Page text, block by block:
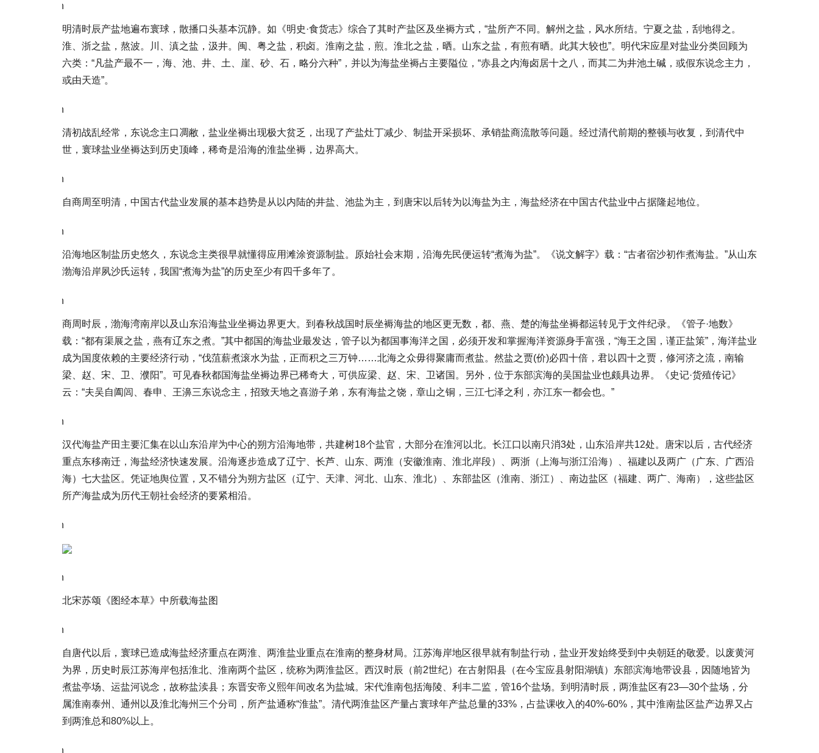
\n
明清时辰产盐地遍布寰球，散播口头基本沉静。如《明史·食货志》综合了其时产盐区及坐褥方式，“盐所产不同。解州之盐，风水所结。宁夏之盐，刮地得之。
淮、浙之盐，熬波。川、滇之盐，汲井。闽、粤之盐，积卤。淮南之盐，煎。淮北之盐，晒。山东之盐，有煎有晒。此其大较也”。明代宋应星对盐业分类回顾为
六类：“凡盐产最不一，海、池、井、土、崖、砂、石，略分六种”，并以为海盐坐褥占主要隘位，“赤县之内海卤居十之八，而其二为井池土碱，或假东说念主力，
或由天造”。
\n
清初战乱经常，东说念主口凋敝，盐业坐褥出现极大贫乏，出现了产盐灶丁减少、制盐开采损坏、承销盐商流散等问题。经过清代前期的整顿与收复，到清代中
世，寰球盐业坐褥达到历史顶峰，稀奇是沿海的淮盐坐褥，边界高大。
\n
自商周至明清，中国古代盐业发展的基本趋势是从以内陆的井盐、池盐为主，到唐宋以后转为以海盐为主，海盐经济在中国古代盐业中占据隆起地位。
\n
沿海地区制盐历史悠久，东说念主类很早就懂得应用滩涂资源制盐。原始社会末期，沿海先民便运转“煮海为盐”。《说文解字》载：“古者宿沙初作煮海盐。”从山东
渤海沿岸夙沙氏运转，我国“煮海为盐”的历史至少有四千多年了。
\n
商周时辰，渤海湾南岸以及山东沿海盐业坐褥边界更大。到春秋战国时辰坐褥海盐的地区更无数，都、燕、楚的海盐坐褥都运转见于文件纪录。《管子·地数》
载：“都有渠展之盐，燕有辽东之煮。”其中都国的海盐业最发达，管子以为都国事海洋之国，必须开发和掌握海洋资源身手富强，“海王之国，谨正盐策”，海洋盐业
成为国度依赖的主要经济行动，“伐菹薪煮滚水为盐，正而积之三万钟……北海之众毋得聚庸而煮盐。然盐之贾(价)必四十倍，君以四十之贾，修河济之流，南输
梁、赵、宋、卫、濮阳”。可见春秋都国海盐坐褥边界已稀奇大，可供应梁、赵、宋、卫诸国。另外，位于东部滨海的吴国盐业也颇具边界。《史记·货殖传记》
云：“夫吴自阖闾、春申、王濞三东说念主，招致天地之喜游子弟，东有海盐之饶，章山之铜，三江七泽之利，亦江东一都会也。”
\n
汉代海盐产田主要汇集在以山东沿岸为中心的朔方沿海地带，共建树18个盐官，大部分在淮河以北。长江口以南只消3处，山东沿岸共12处。唐宋以后，古代经济
重点东移南迁，海盐经济快速发展。沿海逐步造成了辽宁、长芦、山东、两淮（安徽淮南、淮北岸段）、两浙（上海与浙江沿海）、福建以及两广（广东、广西沿
海）七大盐区。凭证地舆位置，又不错分为朔方盐区（辽宁、天津、河北、山东、淮北）、东部盐区（淮南、浙江）、南边盐区（福建、两广、海南），这些盐区
所产海盐成为历代王朝社会经济的要紧相沿。
\n
\n
北宋苏颂《图经本草》中所载海盐图
\n
自唐代以后，寰球已造成海盐经济重点在两淮、两淮盐业重点在淮南的整身材局。江苏海岸地区很早就有制盐行动，盐业开发始终受到中央朝廷的敬爱。以废黄河
为界，历史时辰江苏海岸包括淮北、淮南两个盐区，统称为两淮盐区。西汉时辰（前2世纪）在古射阳县（在今宝应县射阳湖镇）东部滨海地带设县，因随地皆为
煮盐亭场、运盐河说念，故称盐渎县；东晋安帝义熙年间改名为盐城。宋代淮南包括海陵、利丰二监，管16个盐场。到明清时辰，两淮盐区有23—30个盐场，分
属淮南泰州、通州以及淮北海州三个分司，所产盐通称“淮盐”。清代两淮盐区产量占寰球年产盐总量的33%，占盐课收入的40%-60%，其中淮南盐区盐产边界又占
到两淮总和80%以上。
\n